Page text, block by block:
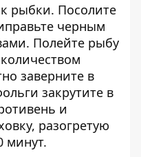
рыбки. Посолите
черным
Полейте рыбу
заверните в
закрутите в
и
разогретую
минут.